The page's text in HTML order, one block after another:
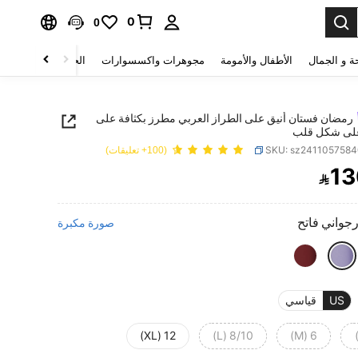
0
0
و الجمال الأطفال والأمومة مجوهرات واكسسوارات الحقائب والأمتعة
رمضان فستان أنيق على الطراز العربي مطرز بكثافة على
على شكل قلب
SKU: (100+ تعليقات)
PRICE AND 
أرجواني فاتح صورة مكبرة
US قياسي
6 (M)
8/10 (L)
12 (XL)